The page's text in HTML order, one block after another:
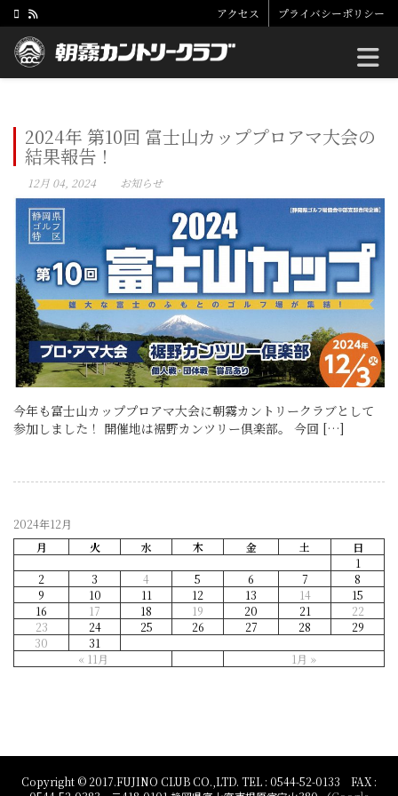
アクセス プライバシーポリシー
2024年 第10回 富士山カッププロアマ大会の
結果報告！
12月 04, 2024 お知らせ
今年も富士山カッププロアマ大会に朝霧カントリークラブとして
参加しました！ 開催地は裾野カンツリー倶楽部。 今回 […]
2024年12月
月
火 水 木 金 土 日
« 11月 1月 »
1
2
3 4 5 6 7
8
9
10 11 12 13 14
15
16
17 18 19 20 21
22
23
24 25 26 27 28
29
30
31
Copyright © 2017.FUJINO CLUB CO.,LTD. TEL : 0544-52-0133 FAX :